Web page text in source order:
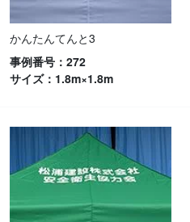
かんたんてんと3
事例番号：272
サイズ：1.8m×1.8m